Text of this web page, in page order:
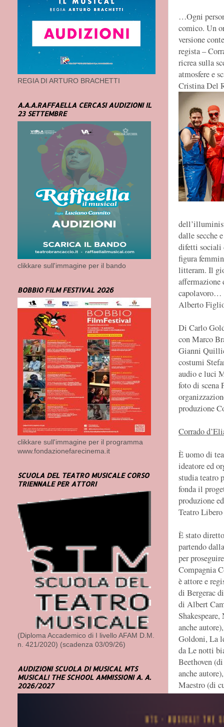
…Ogni
comico. Un
versione
regista –
ricrea sulla
atmosfere e
Cristina Del
dalle secche
difetti sociali
figura
litteram. Il
affermazione
capolavoro…
Alberto
Di Carlo
con Marco
Gianni
costumi
audio e luci
foto di scena
produzione
Corrado
È uomo di
ideatore ed
studia teatro
fonda il
produzione
Teatro
È stato
partendo
per
Compagnia
è attore e
di Bergerac
di Albert
anche
Goldoni, La
da Le notti
Beethoven
anche
Maestro (di
Moby Dick
autore), Io,
REGIA DI ARTURO BRACHETTI
A.A.A.RAFFAELLA CERCASI AUDIZIONI IL
23 SETTEMBRE
clikkare sull'immagine per il bando
BOBBIO FILM FESTIVAL 2026
clikkare sull'immagine per il programma
www.fondazionefarecinema.it
SCUOLA DEL TEATRO MUSICALE CORSO
TRIENNALE PER ATTORI
(Diploma Accademico di I livello AFAM D.M.
n. 421/2020) (scadenza 03/09/26)
AUDIZIONI SCUOLA DI MUSICAL MTS
MUSICAL! THE SCHOOL AMMISSIONI A. A.
2026/2027